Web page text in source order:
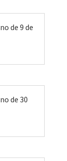
de 9 de
de 30